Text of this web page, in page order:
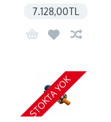
7.128,00TL
STOKTA YOK